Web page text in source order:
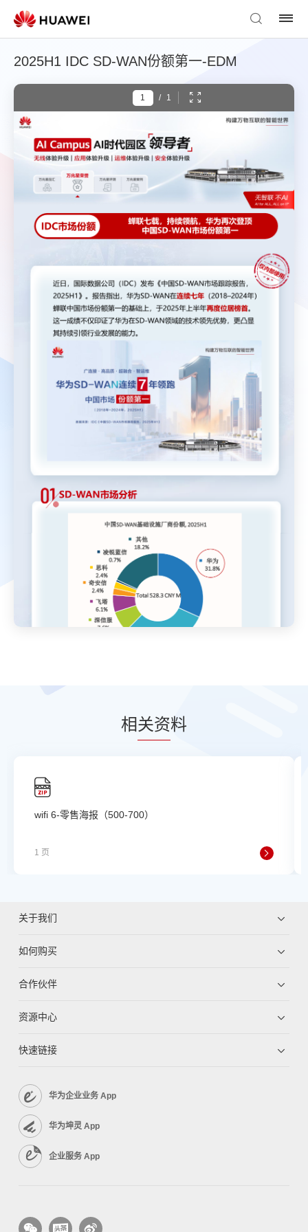
2025H1 IDC SD-WAN份额第一-EDM
/ 1
相关资料
wifi 6-零售海报（500-700）
1 页
关于我们
如何购买
合作伙伴
资源中心
快速链接
华为企业业务 App
华为坤灵 App
企业服务 App